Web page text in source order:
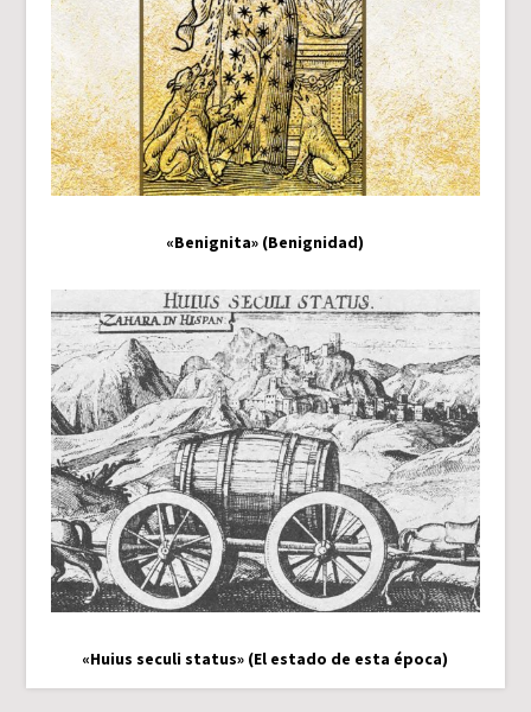
«Benignita» (Benignidad)
«Huius seculi status» (El estado de esta época)